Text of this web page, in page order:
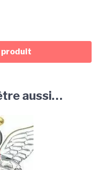
produit
aussi…